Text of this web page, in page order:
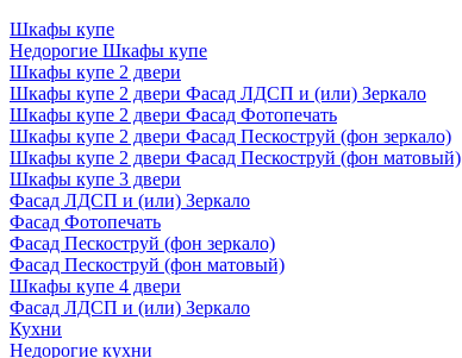
Шкафы купе
Недорогие Шкафы купе
Шкафы купе 2 двери
Шкафы купе 2 двери Фасад ЛДСП и (или) Зеркало
Шкафы купе 2 двери Фасад Фотопечать
Шкафы купе 2 двери Фасад Пескоструй (фон зеркало)
Шкафы купе 2 двери Фасад Пескоструй (фон матовый)
Шкафы купе 3 двери
Фасад ЛДСП и (или) Зеркало
Фасад Фотопечать
Фасад Пескоструй (фон зеркало)
Фасад Пескоструй (фон матовый)
Шкафы купе 4 двери
Фасад ЛДСП и (или) Зеркало
Кухни
Недорогие кухни